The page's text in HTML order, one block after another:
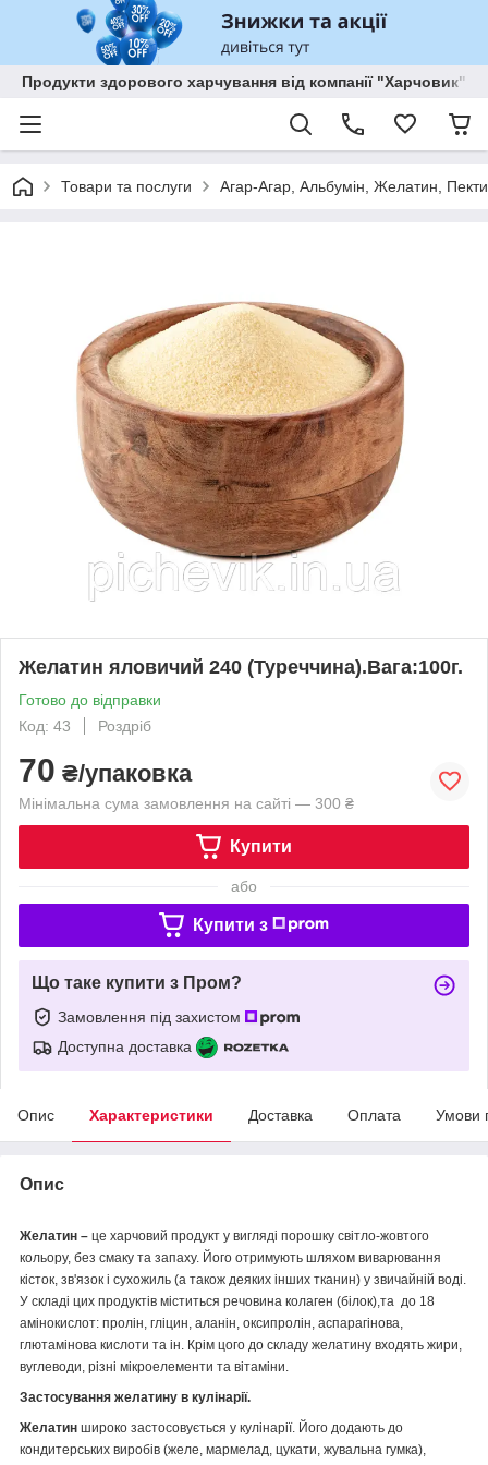
Продукти здорового харчування від компанії "Харчовик"
Товари та послуги Агар-Агар, Альбумін, Желатин,
Желатин яловичий 240 (Туреччина).Вага:100г.
Готово до відправки
Код: 43
Роздріб
70 ₴/упаковка
Мінімальна сума замовлення на сайті — 300 ₴
Купити
або
Купити з
Що таке купити з Пром?
Замовлення під захистом
Доступна доставка
Опис Характеристики Доставка Оплата Умови
Опис
Желатин – це харчовий продукт у вигляді порошку світло-жовтого
кольору, без смаку та запаху. Його отримують шляхом виварювання
кісток, зв'язок і сухожиль (а також деяких інших тканин) у звичайній воді.
У складі цих продуктів міститься речовина колаген (білок),та до 18
амінокислот: пролін, гліцин, аланін, оксипролін, аспарагінова,
глютамінова кислоти та ін. Крім цого до складу желатину входять жири,
вуглеводи, різні мікроелементи та вітаміни.
Застосування желатину в кулінарії.
Желатин широко застосовується у кулінарії. Його додають до
кондитерських виробів (желе, мармелад, цукати, жувальна гумка),